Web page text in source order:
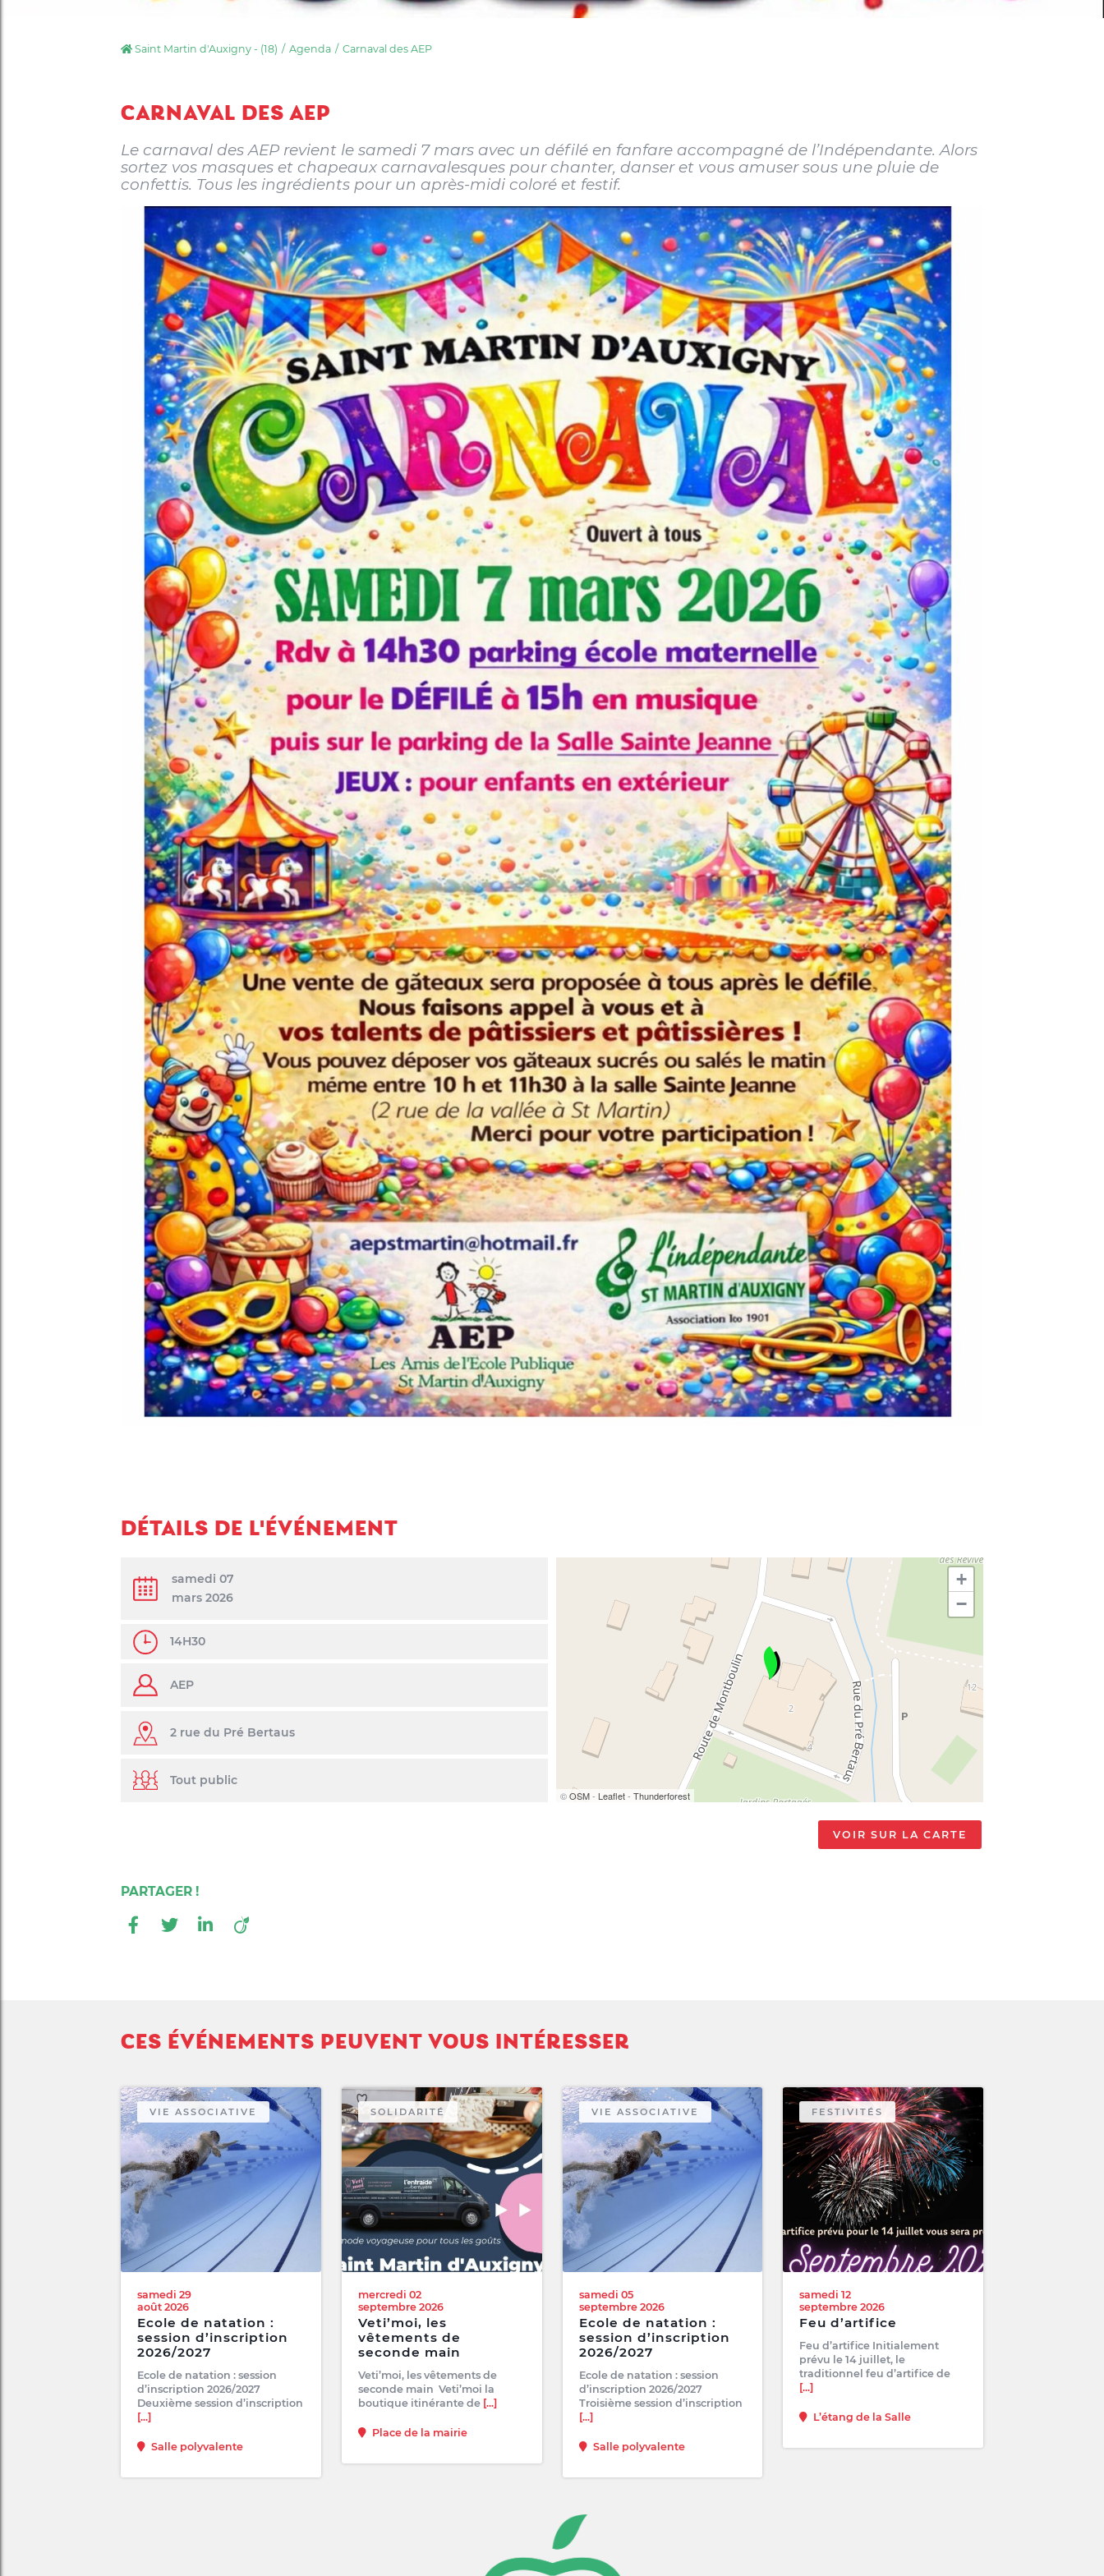
Saint Martin d'Auxigny - (18) Agenda Carnaval des AEP
CARNAVAL DES AEP
Le carnaval des AEP revient le samedi 7 mars avec un défilé en fanfare accompagné de l’Indépendante. Alors
sortez vos masques et chapeaux carnavalesques pour chanter, danser et vous amuser sous une pluie de
confettis. Tous les ingrédients pour un après-midi coloré et festif.
DÉTAILS DE L'ÉVÉNEMENT
samedi 07
mars 2026
14H30
AEP
2 rue du Pré Bertaus
Tout public
+
−
©OSM- Leaflet- Thunderforest
VOIR SUR LA CARTE
CES ÉVÉNEMENTS PEUVENT VOUS INTÉRESSER
VIE ASSOCIATIVE
samedi 29
août 2026
Ecole de natation :
session d’inscription
2026/2027
Ecole de natation : session
d’inscription 2026/2027
Deuxième session d’inscription
[...]
Salle polyvalente
SOLIDARITÉ
mercredi 02
septembre 2026
Veti’moi, les
vêtements de
seconde main
Veti’moi, les vêtements de
seconde main Veti’moi la
boutique itinérante de [...]
Place de la mairie
VIE ASSOCIATIVE
samedi 05
septembre 2026
Ecole de natation :
session d’inscription
2026/2027
Ecole de natation : session
d’inscription 2026/2027
Troisième session d’inscription
[...]
Salle polyvalente
FESTIVITÉS
samedi 12
septembre 2026
Feu d’artifice
Feu d’artifice Initialement
prévu le 14 juillet, le
traditionnel feu d’artifice de
[...]
L’étang de la Salle